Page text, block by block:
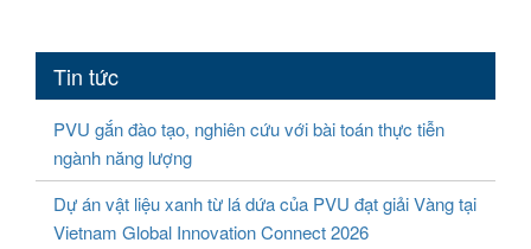
Tin tức
PVU gắn đào tạo, nghiên cứu với bài toán thực tiễn
ngành năng lượng
Dự án vật liệu xanh từ lá dứa của PVU đạt giải Vàng tại
Vietnam Global Innovation Connect 2026